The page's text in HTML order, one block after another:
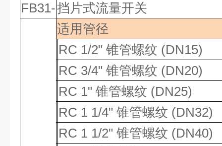
FB31-挡片式流量开关
适用管径
RC 1/2" 锥管螺纹 (DN15)
RC 3/4" 锥管螺纹 (DN20)
RC 1" 锥管螺纹 (DN25)
RC 1 1/4" 锥管螺纹 (DN32)
RC 1 1/2" 锥管螺纹 (DN40)